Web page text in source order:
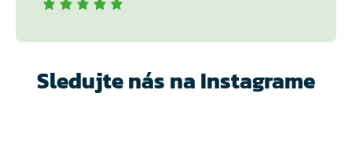
Sledujte nás na Instagrame